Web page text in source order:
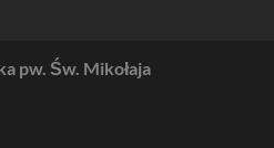
pw. Św. Mikołaja